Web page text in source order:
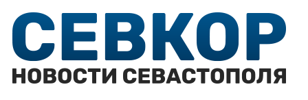
content